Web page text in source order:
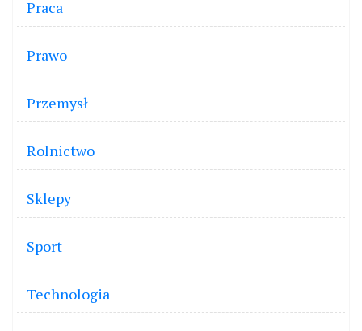
Praca
Prawo
Przemysł
Rolnictwo
Sklepy
Sport
Technologia